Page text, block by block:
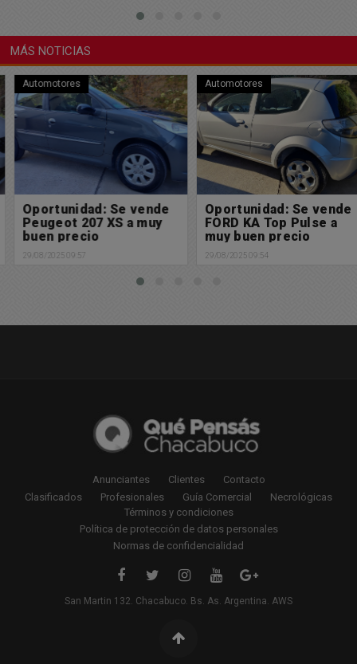
MÁS NOTICIAS
Automotores
Oportunidad: Se vende
Peugeot 207 XS a muy
buen precio
29/08/2025 09:57
Automotores
Oportunidad: Se vende
FORD KA Top Pulse a
muy buen precio
29/08/2025 09:54
Anunciantes Clientes
Contacto
Clasificados
Profesionales Guía Comercial
Necrológicas
Términos y condiciones
Política de protección de datos personales
Normas de confidencialidad
San Martin 132. Chacabuco. Bs. As. Argentina. AWS